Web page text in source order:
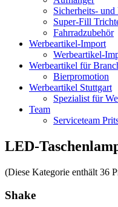
Sicherheits-
Super-Fill
Fahrradzubehör
Werbeartikel-Import
Werbeartikel-
Werbeartikel für
Bierpromotion
Werbeartikel Stuttgart
Spezialist für
Team
Serviceteam
LED-
(Diese Kategorie enthält 36
Shake